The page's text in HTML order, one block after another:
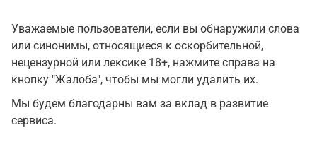
Уважаемые пользователи, если вы обнаружили слова
или синонимы, относящиеся к оскорбительной,
нецензурной или лексике 18+, нажмите справа на
кнопку "Жалоба", чтобы мы могли удалить их.
Мы будем благодарны вам за вклад в развитие
сервиса.